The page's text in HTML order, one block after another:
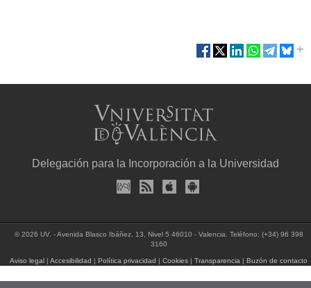
Delegación para la Incorporación a la Universidad
© 2026 UV. - Avenida Blasco Ibáñez, 13, Nivel 5 46010 - Valencia. Teléfono: (+34) 96 398
3160
Aviso legal |Accesibilidad |Política privacidad |Cookies |Transparencia |Buzón de contacto